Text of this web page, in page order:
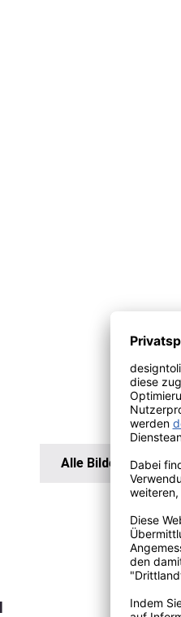
Alle Bilder anzeigen